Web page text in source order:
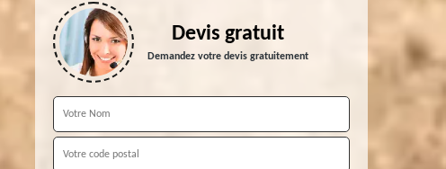
Devis gratuit
Demandez votre devis gratuitement